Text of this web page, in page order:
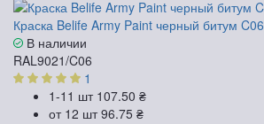
Краска Belife Army Paint черный битум C06
В наличии
RAL9021/C06
1
1-11 шт 107.50 ₴
от 12 шт96.75 ₴